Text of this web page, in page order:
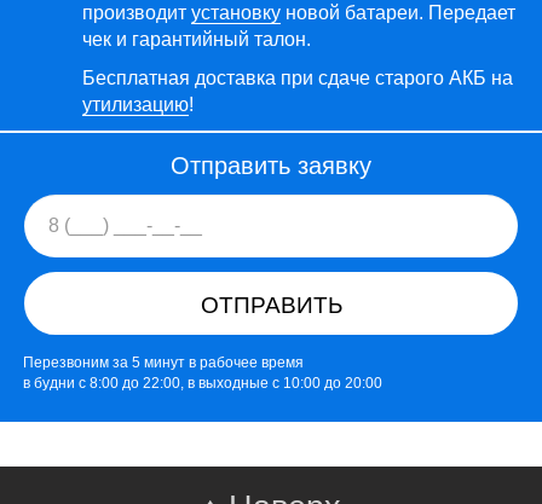
производит установку новой батареи. Передает
чек и гарантийный талон.
Бесплатная доставка при сдаче старого АКБ на
утилизацию!
Отправить заявку
ОТПРАВИТЬ
Перезвоним за 5 минут в рабочее время
в будни с 8:00 до 22:00, в выходные с 10:00 до 20:00